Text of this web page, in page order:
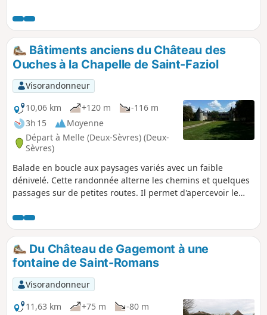
Bâtiments anciens du Château des
Ouches à la Chapelle de Saint-Faziol
Visorandonneur
10,06 km
+120 m
-116 m
3h 15
Moyenne
Départ à Melle (Deux-Sèvres) (Deux-
Sèvres)
Balade en boucle aux paysages variés avec un faible
dénivelé. Cette randonnée alterne les chemins et quelques
passages sur de petites routes. Il permet d'apercevoir le
de Saint-Faziol.
Du Château de Gagemont à une
fontaine de Saint-Romans
Visorandonneur
11,63 km
+75 m
-80 m